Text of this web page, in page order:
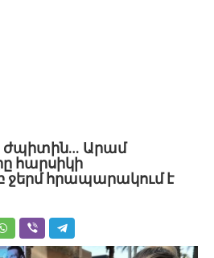
ժպիտին… Արամ
հարսիկի
ջերմ հրապարակում է